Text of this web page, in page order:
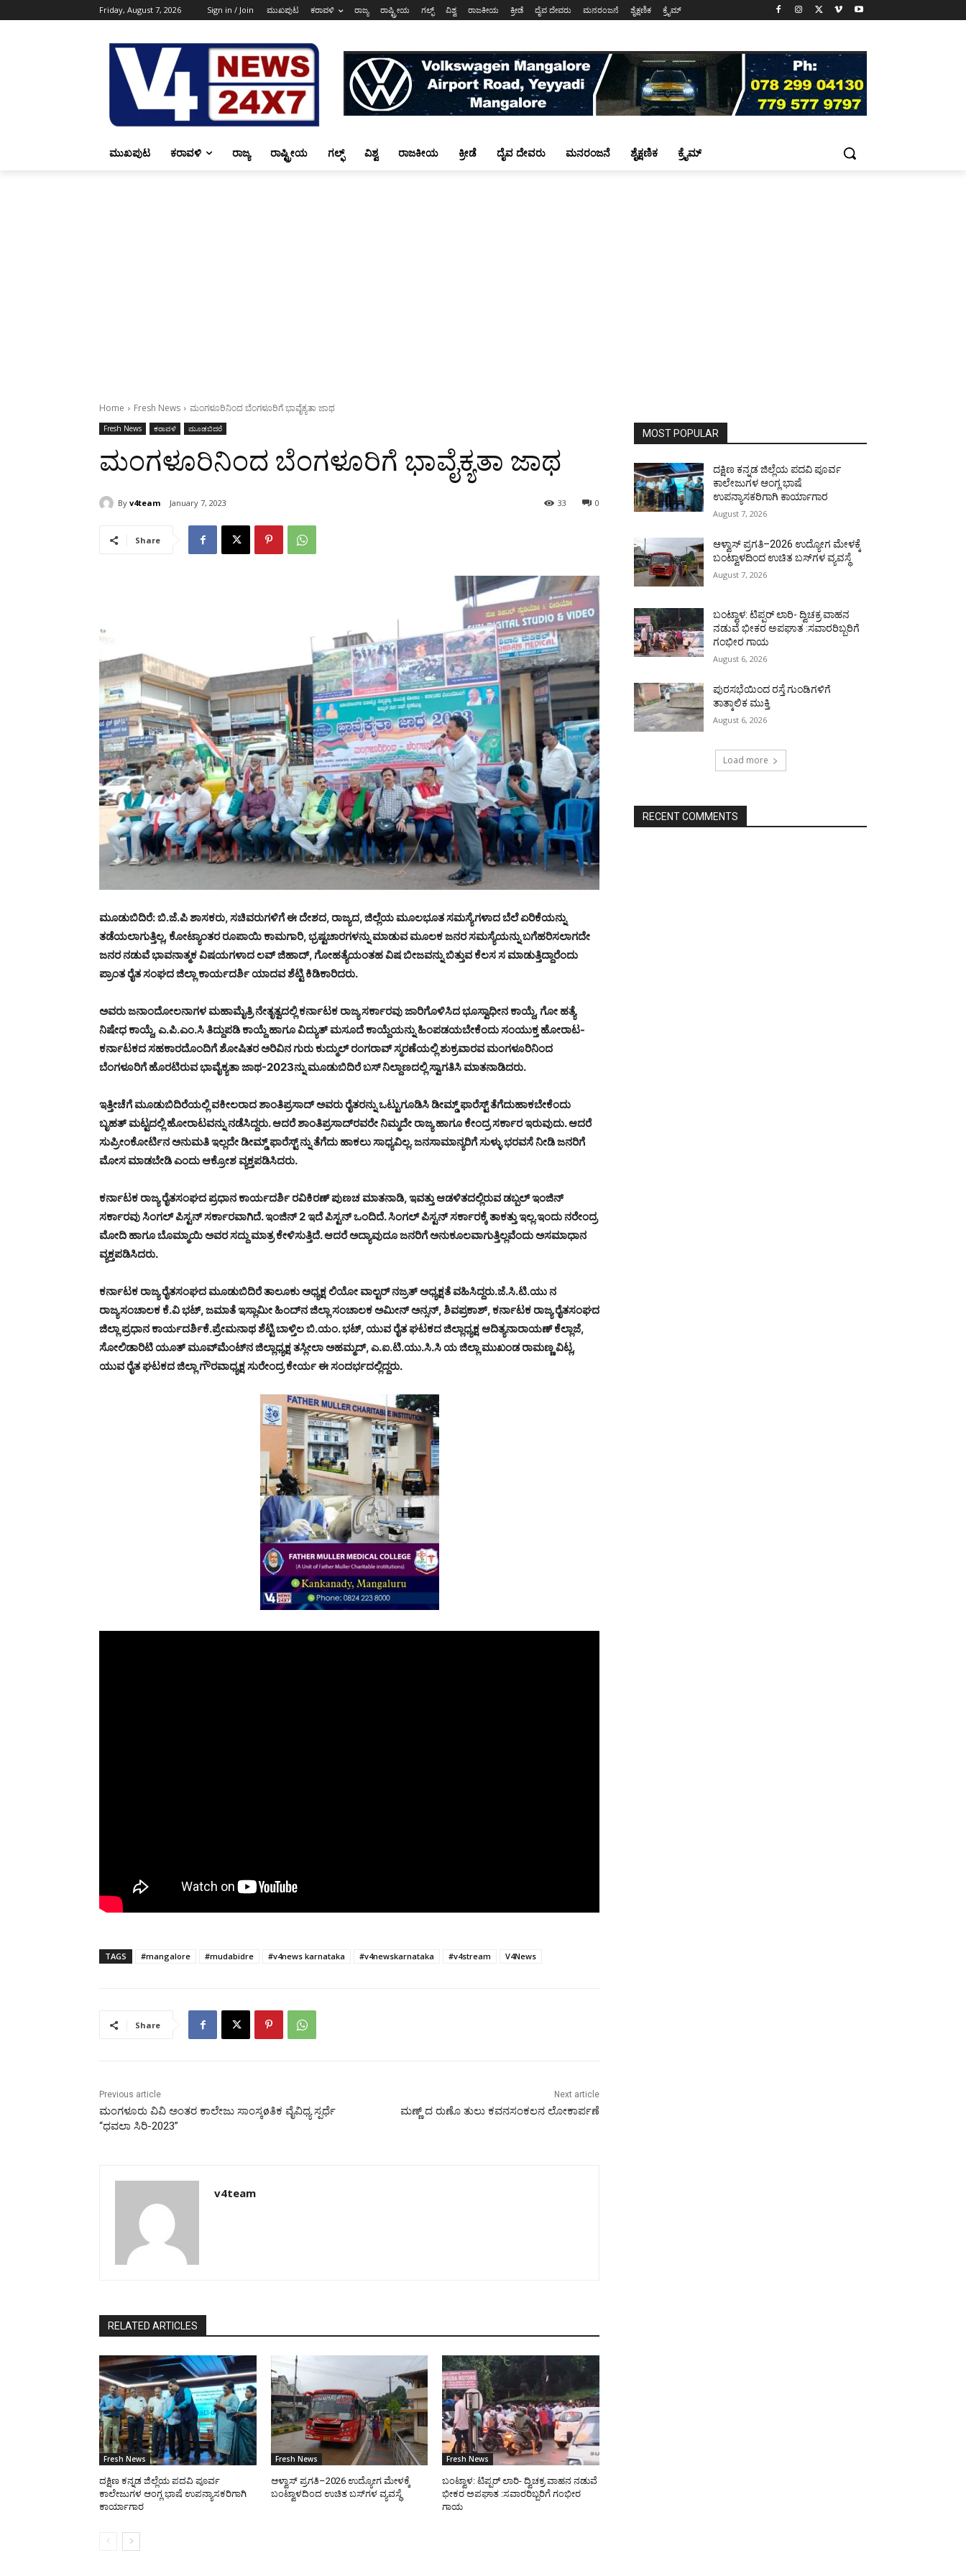
Friday, August 7, 2026 Sign in / Join ಮುಖಪುಟ ಕರಾವಳಿ ರಾಜ್ಯ ರಾಷ್ಟ್ರೀಯ ಗಲ್ಫ್ ವಿಶ್ವ ರಾಜಕೀಯ ಕ್ರೀಡೆ ದೈವ ದೇವರು ಮನರಂಜನೆ ಶೈಕ್ಷಣಿಕ ಕ್ರೈಮ್
ಮುಖಪುಟ ಕರಾವಳಿ ರಾಜ್ಯ ರಾಷ್ಟ್ರೀಯ ಗಲ್ಫ್ ವಿಶ್ವ ರಾಜಕೀಯ ಕ್ರೀಡೆ ದೈವ ದೇವರು ಮನರಂಜನೆ ಶೈಕ್ಷಣಿಕ ಕ್ರೈಮ್
Home Fresh News ಮಂಗಳೂರಿನಿಂದ ಬೆಂಗಳೂರಿಗೆ ಭಾವೈಕ್ಯತಾ ಜಾಥ
Fresh News ಕರಾವಳಿ ಮೂಡಬಿದರೆ
ಮಂಗಳೂರಿನಿಂದ ಬೆಂಗಳೂರಿಗೆ ಭಾವೈಕ್ಯತಾ ಜಾಥ
By v4team January 7, 2023 0
33
Share
ಮೂಡುಬಿದಿರೆ: ಬಿ.ಜೆ.ಪಿ ಶಾಸಕರು, ಸಚಿವರುಗಳಿಗೆ ಈ ದೇಶದ, ರಾಜ್ಯದ, ಜಿಲ್ಲೆಯ ಮೂಲಭೂತ ಸಮಸ್ಯೆಗಳಾದ ಬೆಲೆ ಏರಿಕೆಯನ್ನು
ತಡೆಯಲಾಗುತ್ತಿಲ್ಲ, ಕೋಟ್ಯಾಂತರ ರೂಪಾಯಿ ಕಾಮಗಾರಿ, ಭ್ರಷ್ಟಚಾರಗಳನ್ನು ಮಾಡುವ ಮೂಲಕ ಜನರ ಸಮಸ್ಯೆಯನ್ನು ಬಗೆಹರಿಸಲಾಗದೇ
ಜನರ ನಡುವೆ ಭಾವನಾತ್ಮಕ ವಿಷಯಗಳಾದ ಲವ್ ಜಿಹಾದ್, ಗೋಹತ್ಯೆಯಂತಹ ವಿಷ ಬೀಜವನ್ನು ಬಿತ್ತುವ ಕೆಲಸ ಸ ಮಾಡುತ್ತಿದ್ದಾರೆಂದು
ಪ್ರಾಂತ ರೈತ ಸಂಘದ ಜಿಲ್ಲಾ ಕಾರ್ಯದರ್ಶಿ ಯಾದವ ಶೆಟ್ಟಿ ಕಿಡಿಕಾರಿದರು.
ಅವರು ಜನಾಂದೋಲನಾಗಳ ಮಹಾಮೈತ್ರಿ ನೇತೃತ್ವದಲ್ಲಿ ಕರ್ನಾಟಕ ರಾಜ್ಯ ಸರ್ಕಾರವು ಜಾರಿಗೊಳಿಸಿದ ಭೂಸ್ವಾಧೀನ ಕಾಯ್ದೆ, ಗೋ ಹತ್ಯೆ
ನಿಷೇಧ ಕಾಯ್ದೆ, ಎ.ಪಿ.ಎಂ.ಸಿ ತಿದ್ದುಪಡಿ ಕಾಯ್ದೆ ಹಾಗೂ ವಿದ್ಯುತ್ ಮಸೂದೆ ಕಾಯ್ದೆಯನ್ನು ಹಿಂಪಡಯಬೇಕೆಂದು ಸಂಯುಕ್ತ ಹೋರಾಟ-
ಕರ್ನಾಟಕದ ಸಹಕಾರದೊಂದಿಗೆ ಶೋಷಿತರ ಅರಿವಿನ ಗುರು ಕುದ್ಮುಲ್ ರಂಗರಾವ್ ಸ್ಮರಣೆಯಲ್ಲಿ ಶುಕ್ರವಾರವ ಮಂಗಳೂರಿನಿಂದ
ಬೆಂಗಳೂರಿಗೆ ಹೊರಟಿರುವ ಭಾವೈಕ್ಯತಾ ಜಾಥ-2023ನ್ನು ಮೂಡುಬಿದಿರೆ ಬಸ್ ನಿಲ್ದಾಣದಲ್ಲಿ ಸ್ವಾಗತಿಸಿ ಮಾತನಾಡಿದರು.
ಇತ್ತೀಚೆಗೆ ಮೂಡುಬಿದಿರೆಯಲ್ಲಿ ವಕೀಲರಾದ ಶಾಂತಿಪ್ರಸಾದ್ ಅವರು ರೈತರನ್ನು ಒಟ್ಟುಗೂಡಿಸಿ ಡೀಮ್ಡ್ ಫಾರೆಸ್ಟ್ ತೆಗೆದುಹಾಕಬೇಕೆಂದು
ಬೃಹತ್ ಮಟ್ಟದಲ್ಲಿ ಹೋರಾಟವನ್ನು ನಡೆಸಿದ್ದರು. ಆದರೆ ಶಾಂತಿಪ್ರಸಾದ್‍ರವರೇ ನಿಮ್ಮದೇ ರಾಜ್ಯ ಹಾಗೂ ಕೇಂದ್ರ ಸರ್ಕಾರ ಇರುವುದು. ಆದರೆ
ಸುಪ್ರೀಂಕೋರ್ಟಿನ ಅನುಮತಿ ಇಲ್ಲದೇ ಡೀಮ್ಡ್ ಫಾರೆಸ್ಟ್ ನ್ನು ತೆಗೆದು ಹಾಕಲು ಸಾಧ್ಯವಿಲ್ಲ. ಜನಸಾಮಾನ್ಯರಿಗೆ ಸುಳ್ಳು ಭರವಸೆ ನೀಡಿ ಜನರಿಗೆ
ಮೋಸ ಮಾಡಬೇಡಿ ಎಂದು ಆಕ್ರೋಶ ವ್ಯಕ್ತಪಡಿಸಿದರು.
ಕರ್ನಾಟಕ ರಾಜ್ಯ ರೈತಸಂಘದ ಪ್ರಧಾನ ಕಾರ್ಯದರ್ಶಿ ರವಿಕಿರಣ್ ಪುಣಚ ಮಾತನಾಡಿ, ಇವತ್ತು ಆಡಳಿತದಲ್ಲಿರುವ ಡಬ್ಬಲ್ ಇಂಜಿನ್
ಸರ್ಕಾರವು ಸಿಂಗಲ್ ಪಿಸ್ಟನ್ ಸರ್ಕಾರವಾಗಿದೆ. ಇಂಜಿನ್ 2 ಇದೆ ಪಿಸ್ಟನ್ ಒಂದಿದೆ. ಸಿಂಗಲ್ ಪಿಸ್ಟನ್ ಸರ್ಕಾರಕ್ಕೆ ತಾಕತ್ತು ಇಲ್ಲ.ಇಂದು ನರೇಂದ್ರ
ಮೋದಿ ಹಾಗೂ ಬೊಮ್ಮಾಯಿ ಅವರ ಸದ್ದು ಮಾತ್ರ ಕೇಳಿಸುತ್ತಿದೆ. ಆದರೆ ಅದ್ಯಾವುದೂ ಜನರಿಗೆ ಅನುಕೂಲವಾಗುತ್ತಿಲ್ಲವೆಂದು ಅಸಮಾಧಾನ
ವ್ಯಕ್ತಪಡಿಸಿದರು.
ಕರ್ನಾಟಕ ರಾಜ್ಯ ರೈತಸಂಘದ ಮೂಡುಬಿದಿರೆ ತಾಲೂಕು ಅಧ್ಯಕ್ಷ ಲಿಯೋ ವಾಲ್ಟರ್ ನಜ್ರತ್ ಅಧ್ಯಕ್ಷತೆ ವಹಿಸಿದ್ದರು.ಜೆ.ಸಿ.ಟಿ.ಯು ನ
ರಾಜ್ಯಸಂಚಾಲಕ ಕೆ.ವಿ ಭಟ್, ಜಮಾತೆ ಇಸ್ಲಾಮೀ ಹಿಂದ್‍ನ ಜಿಲ್ಲಾ ಸಂಚಾಲಕ ಅಮೀನ್ ಅನ್ಸನ್, ಶಿವಪ್ರಕಾಶ್, ಕರ್ನಾಟಕ ರಾಜ್ಯ ರೈತಸಂಘದ
ಜಿಲ್ಲಾ ಪ್ರಧಾನ ಕಾರ್ಯದರ್ಶಿಕೆ.ಪ್ರೇಮನಾಥ ಶೆಟ್ಟಿ ಬಾಳ್ತಿಲ ಬಿ.ಯಂ. ಭಟ್, ಯುವ ರೈತ ಘಟಕದ ಜಿಲ್ಲಾಧ್ಯಕ್ಷ ಆದಿತ್ಯನಾರಾಯಣ್ ಕೆಲ್ಲಾಜೆ,
ಸೋಲಿಡಾರಿಟಿ ಯೂತ್ ಮೂವ್‍ಮೆಂಟ್‍ನ ಜಿಲ್ಲಾಧ್ಯಕ್ಷ ತಸ್ಲೀಲಾ ಅಹಮ್ಮದ್, ಎ.ಐ.ಟಿ.ಯು.ಸಿ.ಸಿ ಯ ಜಿಲ್ಲಾ ಮುಖಂಡ ರಾಮಣ್ಣ ವಿಟ್ಲ,
ಯುವ ರೈತ ಘಟಕದ ಜಿಲ್ಲಾ ಗೌರವಾಧ್ಯಕ್ಷ ಸುರೇಂದ್ರ ಕೇರ್ಯ ಈ ಸಂದರ್ಭದಲ್ಲಿದ್ದರು.
TAGS #mangalore #mudabidre #v4news karnataka #v4newskarnataka #v4stream V4News
Share
Previous article
ಮಂಗಳೂರು ವಿವಿ ಅಂತರ ಕಾಲೇಜು ಸಾಂಸ್ಕøತಿಕ ವೈವಿಧ್ಯ ಸ್ಪರ್ಧೆ
“ಧವಲಾ ಸಿರಿ-2023”
Next article
ಮಣ್ಣ್ ದ ರುಣೊ ತುಲು ಕವನಸಂಕಲನ ಲೋಕಾರ್ಪಣೆ
v4team
RELATED ARTICLES
Fresh News
ದಕ್ಷಿಣ ಕನ್ನಡ ಜಿಲ್ಲೆಯ ಪದವಿ ಪೂರ್ವ
ಕಾಲೇಜುಗಳ ಆಂಗ್ಲ ಭಾಷೆ ಉಪನ್ಯಾಸಕರಿಗಾಗಿ
ಕಾರ್ಯಾಗಾರ
Fresh News
ಆಳ್ವಾಸ್ ಪ್ರಗತಿ–2026 ಉದ್ಯೋಗ ಮೇಳಕ್ಕೆ
ಬಂಟ್ವಾಳದಿಂದ ಉಚಿತ ಬಸ್‌ಗಳ ವ್ಯವಸ್ಥೆ
Fresh News
ಬಂಟ್ವಾಳ: ಟಿಪ್ಪರ್ ಲಾರಿ- ದ್ವಿಚಕ್ರ ವಾಹನ ನಡುವೆ
ಭೀಕರ ಅಪಘಾತ :ಸವಾರರಿಬ್ಬರಿಗೆ ಗಂಭೀರ
ಗಾಯ
MOST POPULAR
ದಕ್ಷಿಣ ಕನ್ನಡ ಜಿಲ್ಲೆಯ ಪದವಿ ಪೂರ್ವ
ಕಾಲೇಜುಗಳ ಆಂಗ್ಲ ಭಾಷೆ
ಉಪನ್ಯಾಸಕರಿಗಾಗಿ ಕಾರ್ಯಾಗಾರ
August 7, 2026
ಆಳ್ವಾಸ್ ಪ್ರಗತಿ–2026 ಉದ್ಯೋಗ ಮೇಳಕ್ಕೆ
ಬಂಟ್ವಾಳದಿಂದ ಉಚಿತ ಬಸ್‌ಗಳ ವ್ಯವಸ್ಥೆ
August 7, 2026
ಬಂಟ್ವಾಳ: ಟಿಪ್ಪರ್ ಲಾರಿ- ದ್ವಿಚಕ್ರ ವಾಹನ
ನಡುವೆ ಭೀಕರ ಅಪಘಾತ :ಸವಾರರಿಬ್ಬರಿಗೆ
ಗಂಭೀರ ಗಾಯ
August 6, 2026
ಪುರಸಭೆಯಿಂದ ರಸ್ತೆ ಗುಂಡಿಗಳಿಗೆ
ತಾತ್ಕಾಲಿಕ ಮುಕ್ತಿ
August 6, 2026
Load more
RECENT COMMENTS